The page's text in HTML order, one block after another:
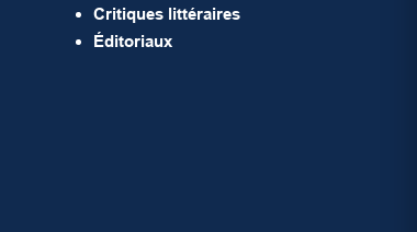
Critiques littéraires
Éditoriaux